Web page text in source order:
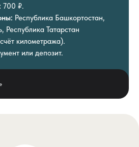
700 ₽.
Республика Башкортостан,
Республика Татарстан
километража).
или депозит.